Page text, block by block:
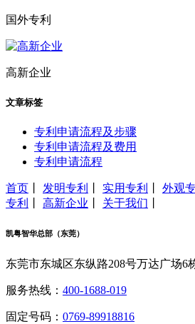
国外专利
高新企业
文章标签
专利申请流程及步骤
专利申请流程及费用
专利申请流程
首页 发明专利 实用专利 外观
专利
高新企业 关于我们
凯粤智华总部（东莞）
东莞市东城区东纵路208号万达广场6
服务热线： 400-1688-019
固定号码： 0769-89918816